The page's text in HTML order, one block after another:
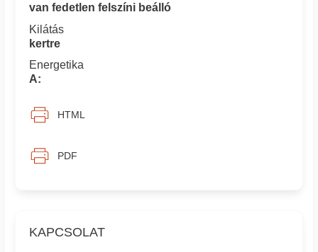
KAPCSOLAT
van fedetlen felszíni beálló
Kilátás
kertre
Energetika
A:
HTML
PDF